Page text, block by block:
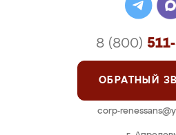
8 (800)
ОБРАТНЫЙ
corp-